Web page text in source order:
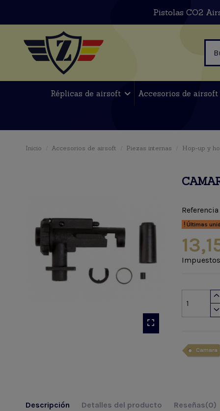
Pistolas CO2
Réplicas de airsoft Accesorios de airsoft
Inicio Accesorios de airsoft Piezas internas Hop-up y
Referencia
Últimas
Camara
Descripción Detalles del producto Reseñas(0)